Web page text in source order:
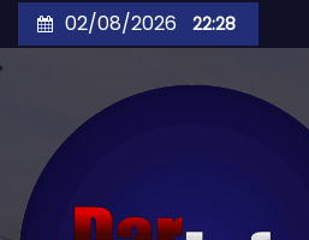
to
02/08/2026 22:28